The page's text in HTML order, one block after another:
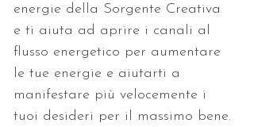
energie della Sorgente Creativa
e ti aiuta ad aprire i canali al
flusso energetico per aumentare
le tue energie e aiutarti a
manifestare più velocemente i
tuoi desideri per il massimo bene.